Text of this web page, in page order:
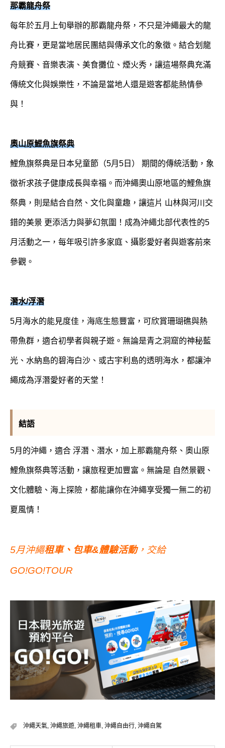
那霸龍舟祭
每年於五月上旬舉辦的那霸龍舟祭，不只是沖繩最大的龍
舟比賽，更是當地居民團結與傳承文化的象徵。結合划龍
舟競賽、音樂表演、美食攤位、煙火秀，讓這場祭典充滿
傳統文化與娛樂性，不論是當地人還是遊客都能熱情參
與！
奧山原鯉魚旗祭典
鯉魚旗祭典是日本兒童節（5月5日） 期間的傳統活動，象
徵祈求孩子健康成長與幸福。而沖繩奧山原地區的鯉魚旗
祭典，則是結合自然、文化與童趣，讓這片 山林與河川交
錯的美景 更添活力與夢幻氛圍！ 成為沖繩北部代表性的5
月活動之一，每年吸引許多家庭、攝影愛好者與遊客前來
參觀。
潛水/浮潛
5月海水的能見度佳，海底生態豐富，可欣賞珊瑚礁與熱
帶魚群，適合初學者與親子遊。無論是青之洞窟的神秘藍
光、水納島的碧海白沙、或古宇利島的透明海水，都讓沖
繩成為浮潛愛好者的天堂！
結語
5月的沖繩，適合 浮潛、潛水，加上那霸龍舟祭、奧山原
鯉魚旗祭典等活動，讓旅程更加豐富。無論是 自然景觀、
文化體驗、海上探險，都能讓你在沖繩享受獨一無二的初
夏風情！
5月沖繩租車、 包車&體驗活動，交給
GO!GO!TOUR
沖繩天氣, 沖繩旅遊, 沖繩租車, 沖繩自由行, 沖繩自駕